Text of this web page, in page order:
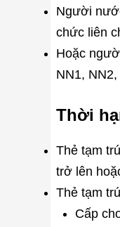
Người
chức liên
Hoặc
NN1,
Thời
Thẻ tạm
trở lên
Thẻ tạm
Cấp